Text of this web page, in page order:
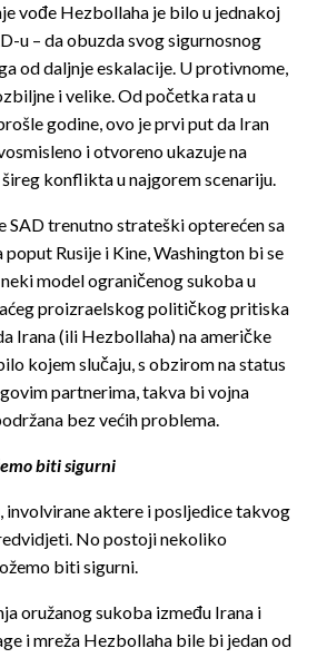
vođe Hezbollaha je bilo u jednakoj
u – da obuzda svog sigurnosnog
od daljnje eskalacije. U protivnome,
i velike. Od početka rata u
godine, ovo je prvi put da Iran
i otvoreno ukazuje na
konflikta u najgorem scenariju.
SAD trenutno strateški opterećen sa
Rusije i Kine, Washington bi se
model ograničenog sukoba u
proizraelskog političkog pritiska
Irana (ili Hezbollaha) na američke
kojem slučaju, s obzirom na status
partnerima, takva bi vojna
bez većih problema.
biti sigurni
involvirane aktere i posljedice takvog
No postoji nekoliko
biti sigurni.
oružanog sukoba između Irana i
i mreža Hezbollaha bile bi jedan od